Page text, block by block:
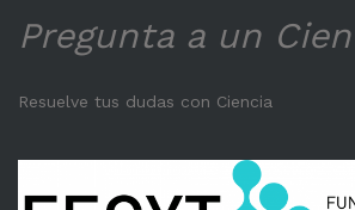
Pregunta a un
Resuelve tus dudas con Ciencia